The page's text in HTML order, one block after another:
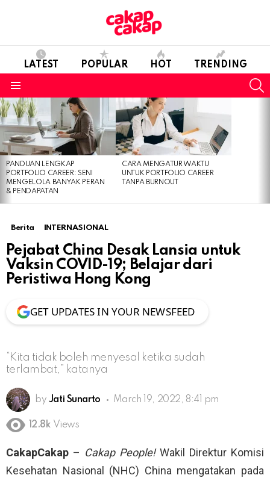
LATEST POPULAR HOT TRENDING
LATEST
STORIES
PANDUAN LENGKAP
PORTFOLIO CAREER: SENI
MENGELOLA BANYAK PERAN
& PENDAPATAN
CARA MENGATUR WAKTU
UNTUK PORTFOLIO CAREER
TANPA BURNOUT
Berita INTERNASIONAL
Pejabat China Desak Lansia untuk
Vaksin COVID-19; Belajar dari
Peristiwa Hong Kong
GET UPDATES IN YOUR NEWSFEED
“Kita tidak boleh menyesal ketika sudah
terlambat,” katanya
by Jati Sunarto March 19, 2022, 8:41 pm
12.8k Views
CakapCakap – Cakap People!Wakil Direktur Komisi
Kesehatan Nasional (NHC) China mengatakan pada